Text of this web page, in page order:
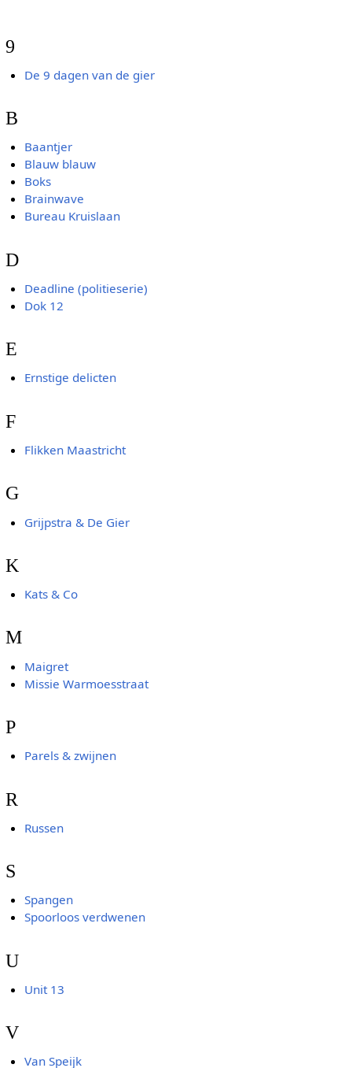
9
De 9 dagen van de gier
B
Baantjer
Blauw blauw
Boks
Brainwave
Bureau Kruislaan
D
Deadline (politieserie)
Dok 12
E
Ernstige delicten
F
Flikken Maastricht
G
Grijpstra & De Gier
K
Kats & Co
M
Maigret
Missie Warmoesstraat
P
Parels & zwijnen
R
Russen
S
Spangen
Spoorloos verdwenen
U
Unit 13
V
Van Speijk